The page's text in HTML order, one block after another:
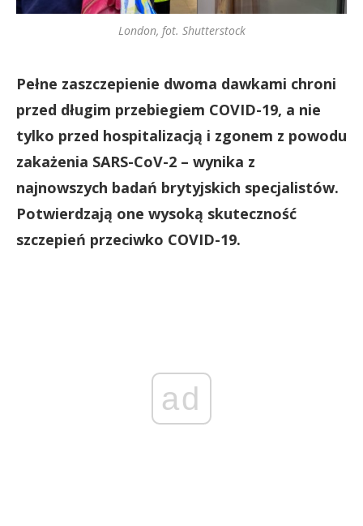
London, fot. Shutterstock
Pełne zaszczepienie dwoma dawkami chroni
przed długim przebiegiem COVID-19, a nie
tylko przed hospitalizacją i zgonem z powodu
zakażenia SARS-CoV-2 – wynika z
najnowszych badań brytyjskich specjalistów.
Potwierdzają one wysoką skuteczność
szczepień przeciwko COVID-19.
ad